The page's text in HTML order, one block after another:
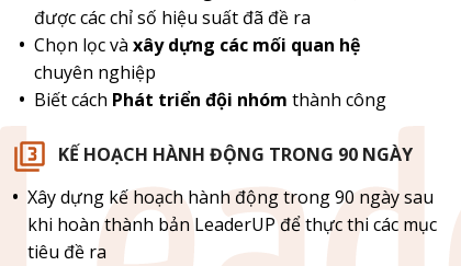
KẾ HOẠCH HÀNH ĐỘNG TRONG 90 NGÀY
được các chỉ số hiệu suất đã đề ra
Chọn lọc và xây dựng các mối quan hệ
chuyên nghiệp
Biết cách Phát triển đội nhóm thành công
Xây dựng kế hoạch hành động trong 90 ngày sau
khi hoàn thành bản LeaderUP để thực thi các mục
tiêu đề ra